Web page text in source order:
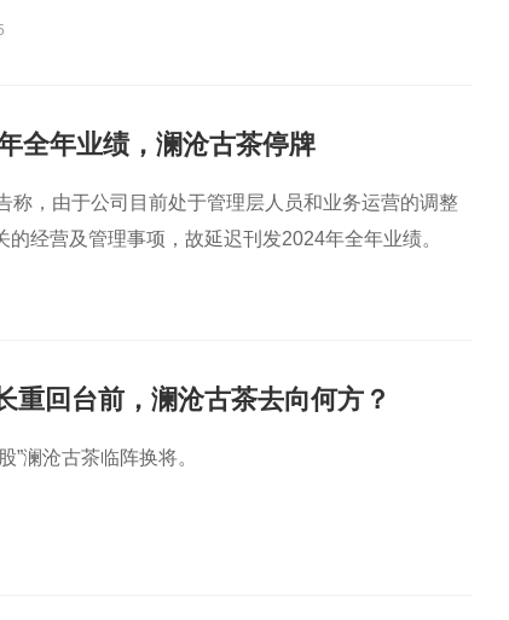
全年业绩，澜沧古茶停牌
称，由于公司目前处于管理层人员和业务运营的调整
经营及管理事项，故延迟刊发2024年全年业绩。
重回台前，澜沧古茶去向何方？
”澜沧古茶临阵换将。